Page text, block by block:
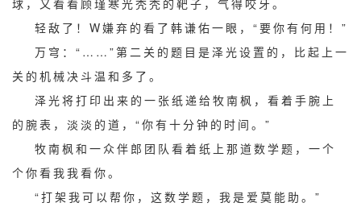
球，又看看顾瑾寒光秃秃的靶子，气得咬牙。
轻敌了！W嫌弃的看了韩谦佑一眼，“要你有何用！”
万穹：“……”第二关的题目是泽光设置的，比起上一
关的机械决斗温和多了。
泽光将打印出来的一张纸递给牧南枫，看着手腕上
的腕表，淡淡的道，“你有十分钟的时间。”
牧南枫和一众伴郎团队看着纸上那道数学题，一个
个你看我我看你。
“打架我可以帮你，这数学题，我是爱莫能助。”